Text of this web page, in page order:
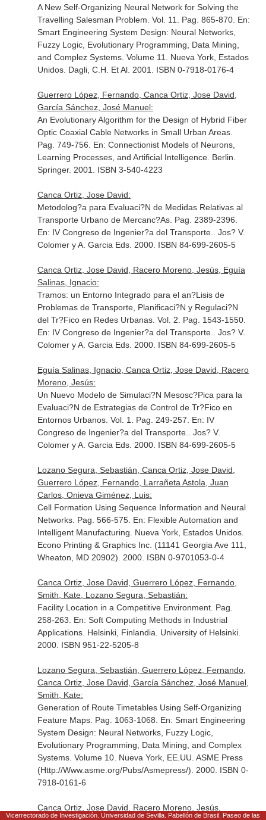
A New Self-Organizing Neural Network for Solving the
Travelling Salesman Problem. Vol. 11. Pag. 865-870. En:
Smart Engineering System Design: Neural Networks,
Fuzzy Logic, Evolutionary Programming, Data Mining,
and Complez Systems. Volume 11
. Nueva York, Estados
Unidos. Dagli, C.H. Et Al. 2001. ISBN 0-7918-0176-4
Guerrero López, Fernando, Canca Ortiz, Jose David,
García Sánchez, José Manuel:
An Evolutionary Algorithm for the Design of Hybrid Fiber
Optic Coaxial Cable Networks in Small Urban Areas.
Pag. 749-756. En: Connectionist Models of Neurons,
Learning Processes, and Artificial Intelligence. Berlin.
Springer. 2001. ISBN 3-540-4223
Canca Ortiz, Jose David:
Metodolog?a para Evaluaci?N de Medidas Relativas al
Transporte Urbano de Mercanc?As. Pag. 2389-2396.
En: IV Congreso de Ingenier?a del Transporte.
. Jos? V.
Colomer y A. Garcia Eds. 2000. ISBN 84-699-2605-5
Canca Ortiz, Jose David, Racero Moreno, Jesús, Eguía
Salinas, Ignacio:
Tramos: un Entorno Integrado para el an?Lisis de
Problemas de Transporte, Planificaci?N y Regulaci?N
del Tr?Fico en Redes Urbanas. Vol. 2. Pag. 1543-1550.
En: IV Congreso de Ingenier?a del Transporte.
. Jos? V.
Colomer y A. Garcia Eds. 2000. ISBN 84-699-2605-5
Eguía Salinas, Ignacio, Canca Ortiz, Jose David, Racero
Moreno, Jesús:
Un Nuevo Modelo de Simulaci?N Mesosc?Pica para la
Evaluaci?N de Estrategias de Control de Tr?Fico en
Entornos Urbanos. Vol. 1. Pag. 249-257. En: IV
Congreso de Ingenier?a del Transporte.
. Jos? V.
Colomer y A. Garcia Eds. 2000. ISBN 84-699-2605-5
Lozano Segura, Sebastián, Canca Ortiz, Jose David,
Guerrero López, Fernando, Larrañeta Astola, Juan
Carlos, Onieva Giménez, Luis:
Cell Formation Using Sequence Information and Neural
Networks. Pag. 566-575. En: Flexible Automation and
Intelligent Manufacturing . Nueva York, Estados Unidos.
Econo Printing & Graphics Inc. (11141 Georgia Ave 111,
Wheaton, MD 20902). 2000. ISBN 0-9701053-0-4
Canca Ortiz, Jose David, Guerrero López, Fernando,
Smith, Kate, Lozano Segura, Sebastián:
Facility Location in a Competitive Environment. Pag.
258-263. En: Soft Computing Methods in Industrial
Applications. Helsinki, Finlandia. University of Helsinki.
2000. ISBN 951-22-5205-8
Lozano Segura, Sebastián, Guerrero López, Fernando,
Canca Ortiz, Jose David, García Sánchez, José Manuel,
Smith, Kate:
Generation of Route Timetables Using Self-Organizing
Feature Maps. Pag. 1063-1068. En: Smart Engineering
System Design: Neural Networks, Fuzzy Logic,
Evolutionary Programming, Data Mining, and Complex
Systems. Volume 10. Nueva York, EE.UU. ASME Press
(Http://Www.asme.org/Pubs/Asmepress/). 2000. ISBN 0-
7918-0161-6
Canca Ortiz, Jose David, Racero Moreno, Jesús,
Vicerrectorado de Investigación. Universidad de Sevilla. Pabellón de Brasil. Paseo de las